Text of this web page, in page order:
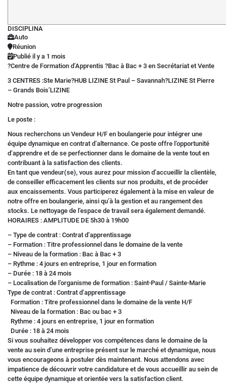
DISCIPLINA
Auto
Réunion
Publié il y a 1 mois
?Centre de Formation d’Apprentis ?Bac à Bac + 3 en Secrétariat et Vente
3 CENTRES :Ste Marie?HUB LIZINE St Paul – Savannah?LIZINE St Pierre
– Grands Bois’LIZINE
Notre passion, votre progression
Le poste :
Nous recherchons un Vendeur H/F en boulangerie pour intégrer une
équipe dynamique en contrat d’alternance. Ce poste offre l’opportunité
d’apprendre et de se perfectionner dans le domaine de la vente tout en
contribuant à la satisfaction des clients.
En tant que vendeur(se), vous aurez pour mission d’accueillir la clientèle,
de conseiller efficacement les clients sur nos produits, et de procéder
aux encaissements. Vous participerez également à la mise en valeur de
notre offre en boulangerie, ainsi qu’à la gestion et au rangement des
stocks. Le nettoyage de l’espace de travail sera également demandé.
HORAIRES : AMPLITUDE DE 5h30 à 19h00
– Type de contrat : Contrat d’apprentissage
– Formation : Titre professionnel dans le domaine de la vente
– Niveau de la formation : Bac à Bac + 3
– Rythme : 4 jours en entreprise, 1 jour en formation
– Durée : 18 à 24 mois
– Localisation de l’organisme de formation : Saint-Paul / Sainte-Marie
Type de contrat : Contrat d’apprentissage
Formation : Titre professionnel dans le domaine de la vente H/F
Niveau de la formation : Bac ou bac + 3
Rythme : 4 jours en entreprise, 1 jour en formation
Durée : 18 à 24 mois
Si vous souhaitez développer vos compétences dans le domaine de la
vente au sein d’une entreprise présent sur le marché et dynamique, nous
vous encourageons à postuler dès maintenant. Nous attendons avec
impatience de découvrir votre candidature et de vous accueillir au sein de
cette équipe dynamique et orientée vers la satisfaction client.